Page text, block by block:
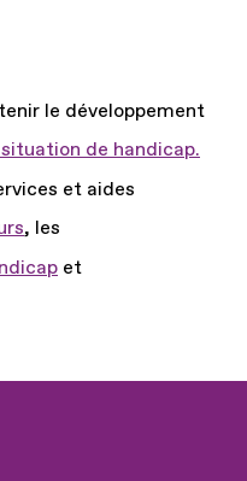
le développement
de handicap.
et aides
, les
et